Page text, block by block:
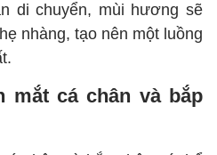
di chuyển, mùi hương sẽ
nhàng, tạo nên một luồng
mắt cá chân và bắp